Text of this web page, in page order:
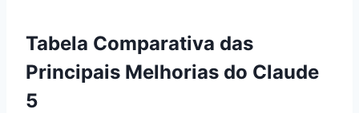
Tabela Comparativa das
Principais Melhorias do Claude
5